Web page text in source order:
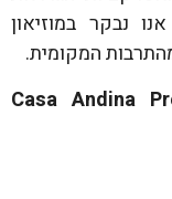
נבקר במוזיאון
המקומית.
Casa Andina